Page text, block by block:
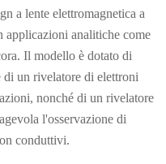
a lente elettromagnetica a
analitiche come
Il modello è dotato di
di un rivelatore di elettroni
nonché di un rivelatore
l'osservazione di
conduttivi.